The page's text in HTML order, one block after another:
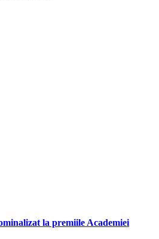
la premiile Academiei